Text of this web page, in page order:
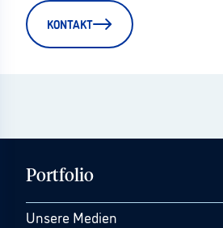
KONTAKT
Portfolio
Unsere Medien